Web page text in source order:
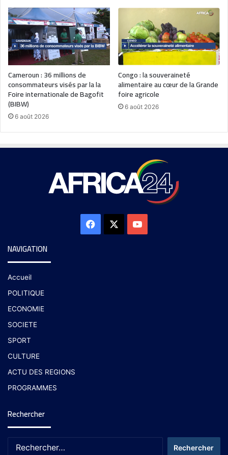
Cameroun : 36 millions de
consommateurs visés par la la
Foire internationale de Bagofit
(BIBW)
6 août 2026
Congo : la souveraineté
alimentaire au cœur de la Grande
foire agricole
6 août 2026
NAVIGATION
Accueil
POLITIQUE
ECONOMIE
SOCIETE
SPORT
CULTURE
ACTU DES REGIONS
PROGRAMMES
Rechercher